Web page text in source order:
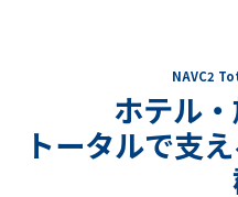
NAVC2
ホテル
トータルで支